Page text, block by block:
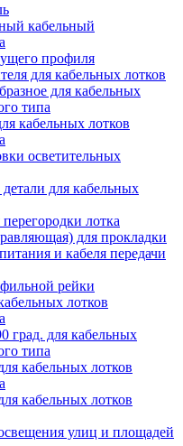
кабельный
профиля
для кабельных лотков
для кабельных
типа
кабельных лотков
осветительных
для кабельных
лотка
для прокладки
и кабеля передачи
рейки
лотков
град. для кабельных
типа
кабельных лотков
кабельных лотков
улиц и площадей